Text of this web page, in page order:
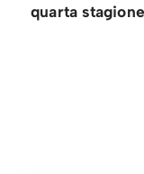
quarta